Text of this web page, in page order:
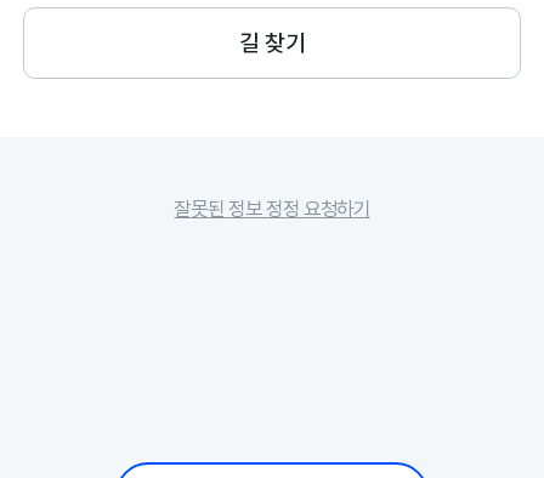
길 찾기
잘못된 정보 정정 요청하기